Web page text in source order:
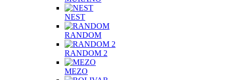
NEST
RANDOM
RANDOM 2
MEZO